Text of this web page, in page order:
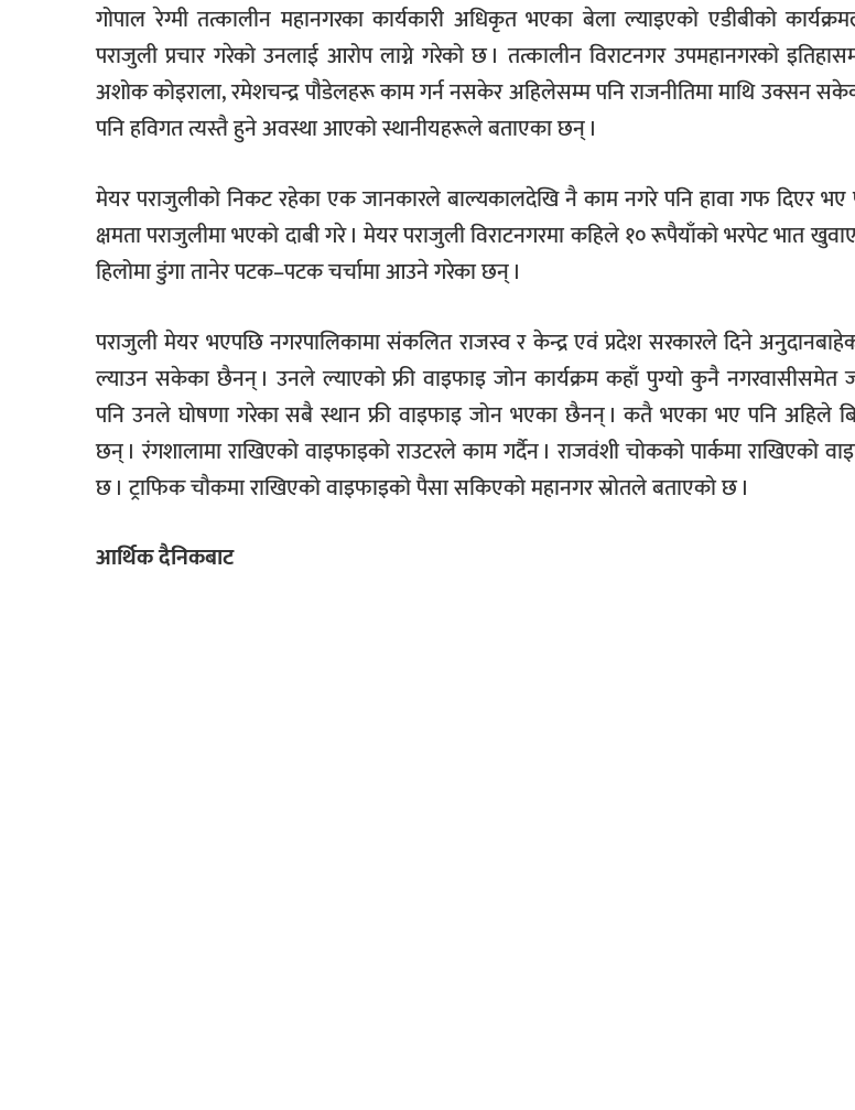
गोपाल रेग्मी तत्कालीन महानगरका कार्यकारी अधिकृत भएका बेला ल्याइएको एडीबीको
पराजुली प्रचार गरेको उनलाई आरोप लाग्ने गरेको छ । तत्कालीन विराटनगर उपमहानगरको
अशोक कोइराला, रमेशचन्द्र पौडेलहरू काम गर्न नसकेर अहिलेसम्म पनि राजनीतिमा माथि उक्सन
पनि हविगत त्यस्तै हुने अवस्था आएको स्थानीयहरूले बताएका छन् ।
मेयर पराजुलीको निकट रहेका एक जानकारले बाल्यकालदेखि नै काम नगरे पनि हावा गफ दिएर
क्षमता पराजुलीमा भएको दाबी गरे । मेयर पराजुली विराटनगरमा कहिले १० रूपैयाँको भरपेट भात
हिलोमा डुंगा तानेर पटक–पटक चर्चामा आउने गरेका छन् ।
पराजुली मेयर भएपछि नगरपालिकामा संकलित राजस्व र केन्द्र एवं प्रदेश सरकारले दिने
ल्याउन सकेका छैनन् । उनले ल्याएको फ्री वाइफाइ जोन कार्यक्रम कहाँ पुग्यो कुनै
पनि उनले घोषणा गरेका सबै स्थान फ्री वाइफाइ जोन भएका छैनन् । कतै भएका भए पनि अहिले
छन् । रंगशालामा राखिएको वाइफाइको राउटरले काम गर्दैन । राजवंशी चोकको पार्कमा राखिएको
छ । ट्राफिक चौकमा राखिएको वाइफाइको पैसा सकिएको महानगर स्रोतले बताएको छ ।
आर्थिक दैनिकबाट